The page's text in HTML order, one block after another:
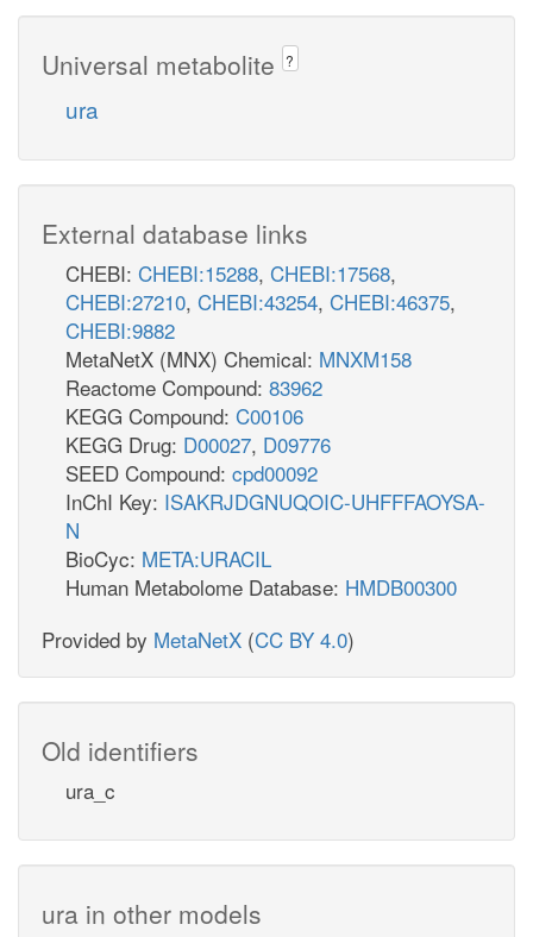
Universal metabolite ?
ura
External database links
CHEBI: CHEBI:15288, CHEBI:17568,
CHEBI:27210, CHEBI:43254, CHEBI:46375,
CHEBI:9882
MetaNetX (MNX) Chemical: MNXM158
Reactome Compound: 83962
KEGG Compound: C00106
KEGG Drug: D00027, D09776
SEED Compound: cpd00092
InChI Key: ISAKRJDGNUQOIC-UHFFFAOYSA-
N
BioCyc: META:URACIL
Human Metabolome Database: HMDB00300
Provided by MetaNetX (CC BY 4.0)
Old identifiers
ura_c
ura in other models